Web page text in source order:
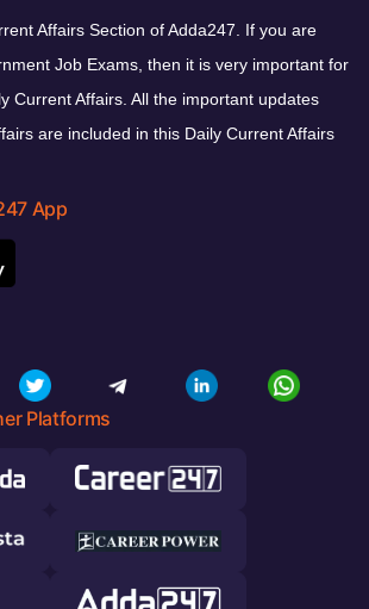
Affairs Section of Adda247. If you are
Job Exams, then it is very important for
Current Affairs. All the important updates
are included in this Daily Current Affairs
App
Platforms